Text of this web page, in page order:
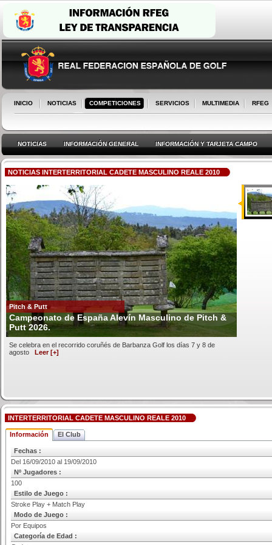
INICIO NOTICIAS COMPETICIONES SERVICIOS MULTIMEDIA RFEG
NOTICIAS INFORMACIÓN GENERAL INFORMACIÓN Y TARJETA CAMPO
NOTICIAS INTERTERRITORIAL CADETE MASCULINO REALE 2010
Pitch & Putt
Campeonato de España Alevín Masculino de Pitch &
Putt 2026.
Se celebra en el recorrido coruñés de Barbanza Golf los días 7 y 8 de
agosto Leer [+]
INTERTERRITORIAL CADETE MASCULINO REALE 2010
Información El Club
Fechas :
Del 16/09/2010 al 19/09/2010
Nº Jugadores :
100
Estilo de Juego :
Stroke Play + Match Play
Modo de Juego :
Por Equipos
Categoría de Edad :